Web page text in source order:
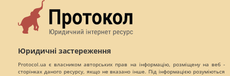
Юридичні застереження
Protocol.ua є власником авторських прав на інформацію, розміщену на веб -
сторінках даного ресурсу, якщо не вказано інше. Під інформацією розуміються